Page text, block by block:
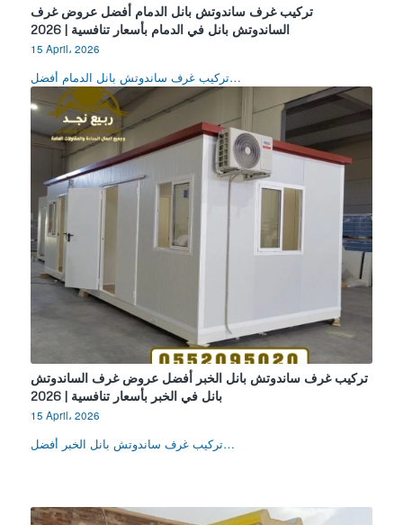
تركيب غرف ساندوتش بانل الدمام أفضل عروض غرف
الساندوتش بانل في الدمام بأسعار تنافسية | 2026
15 April، 2026
تركيب غرف ساندوتش بانل الدمام أفضل…
تركيب غرف ساندوتش بانل الخبر أفضل عروض غرف الساندوتش
بانل في الخبر بأسعار تنافسية | 2026
15 April، 2026
تركيب غرف ساندوتش بانل الخبر أفضل…